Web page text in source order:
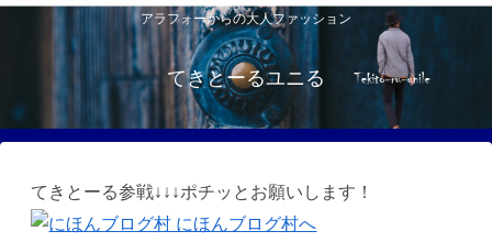
アラフォーからの大人ファッション
てきとーるユニる
てきとーる参戦↓↓↓ポチッとお願いします！